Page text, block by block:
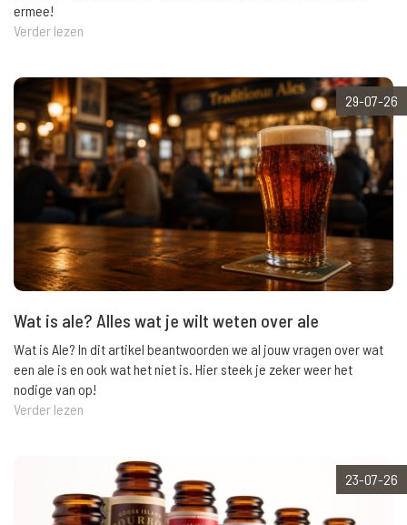
ermee!
Verder lezen
29-07-26
Wat is ale? Alles wat je wilt weten over ale
Wat is Ale? In dit artikel beantwoorden we al jouw vragen over wat
een ale is en ook wat het niet is. Hier steek je zeker weer het
nodige van op!
Verder lezen
23-07-26